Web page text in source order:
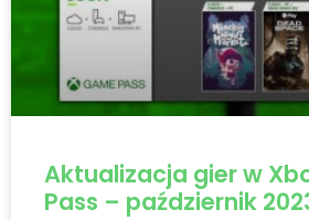
Aktualizacja gier w
Pass – październik